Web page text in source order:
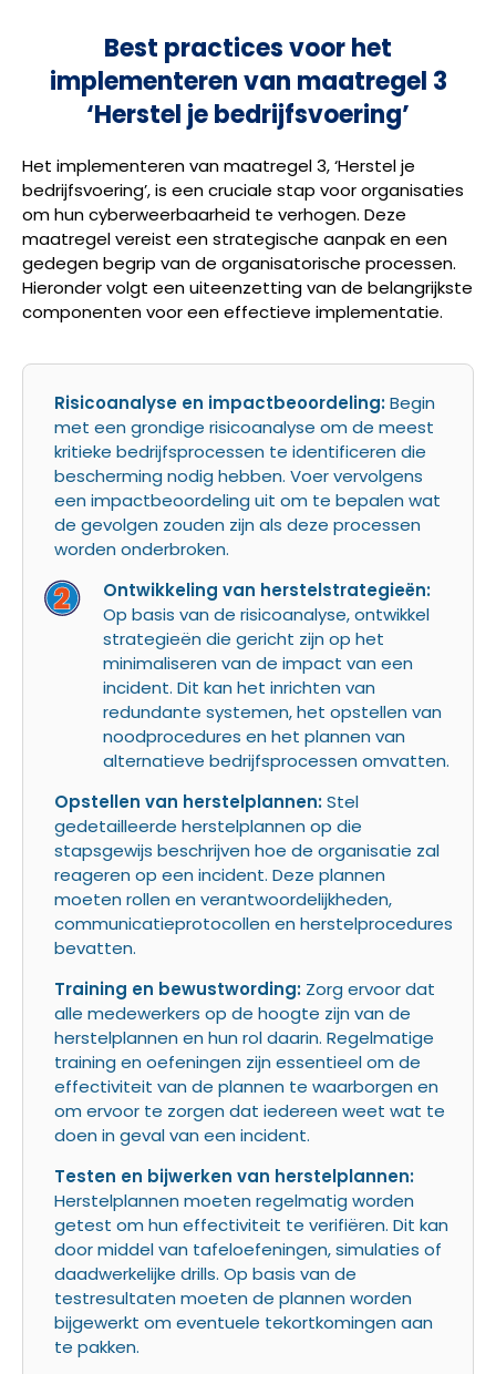
Best practices voor het
implementeren van maatregel 3
‘Herstel je bedrijfsvoering’
Het implementeren van maatregel 3, ‘Herstel je
bedrijfsvoering’, is een cruciale stap voor organisaties
om hun cyberweerbaarheid te verhogen. Deze
maatregel vereist een strategische aanpak en een
gedegen begrip van de organisatorische processen.
Hieronder volgt een uiteenzetting van de belangrijkste
componenten voor een effectieve implementatie.
Risicoanalyse en impactbeoordeling:Begin
met een grondige risicoanalyse om de meest
kritieke bedrijfsprocessen te identificeren die
bescherming nodig hebben. Voer vervolgens
een impactbeoordeling uit om te bepalen wat
de gevolgen zouden zijn als deze processen
worden onderbroken.
Ontwikkeling van herstelstrategieën:
Op basis van de risicoanalyse, ontwikkel
strategieën die gericht zijn op het
minimaliseren van de impact van een
incident. Dit kan het inrichten van
redundante systemen, het opstellen van
noodprocedures en het plannen van
alternatieve bedrijfsprocessen omvatten.
Opstellen van herstelplannen:Stel
gedetailleerde herstelplannen op die
stapsgewijs beschrijven hoe de organisatie zal
reageren op een incident. Deze plannen
moeten rollen en verantwoordelijkheden,
communicatieprotocollen en herstelprocedures
bevatten.
Training en bewustwording: Zorg ervoor dat
alle medewerkers op de hoogte zijn van de
herstelplannen en hun rol daarin. Regelmatige
training en oefeningen zijn essentieel om de
effectiviteit van de plannen te waarborgen en
om ervoor te zorgen dat iedereen weet wat te
doen in geval van een incident.
Testen en bijwerken van herstelplannen:
Herstelplannen moeten regelmatig worden
getest om hun effectiviteit te verifiëren. Dit kan
door middel van tafeloefeningen, simulaties of
daadwerkelijke drills. Op basis van de
testresultaten moeten de plannen worden
bijgewerkt om eventuele tekortkomingen aan
te pakken.